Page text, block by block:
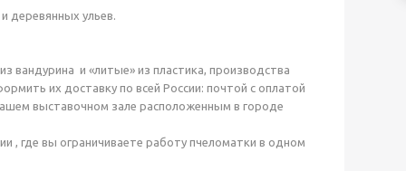
деревянных ульев.
вандурина и «литые» из пластика, производства
их доставку по всей России: почтой с оплатой
выставочном зале расположенным в городе
, где вы ограничиваете работу пчеломатки в одном